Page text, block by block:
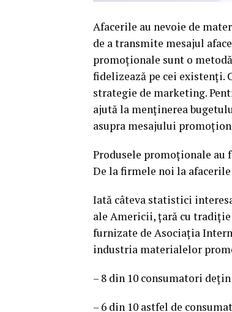
Afacerile au nevoie de
de a transmite mesajul
promoționale sunt o
fidelizează pe cei existenți.
strategie de marketing.
ajută la menținerea
asupra mesajului
Produsele promoționale
De la firmele noi la
Iată câteva statistici
ale Americii, țară cu
furnizate de Asociația
industria materialelor
– 8 din 10 consumatori
– 6 din 10 astfel de